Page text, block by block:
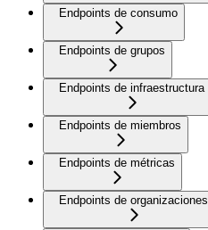
Endpoints de consumo
Endpoints de grupos
Endpoints de infraestructura
Endpoints de miembros
Endpoints de métricas
Endpoints de organizaciones